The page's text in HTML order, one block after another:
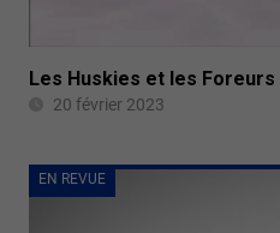
Les Huskies et les
20 février 2023
EN REVUE